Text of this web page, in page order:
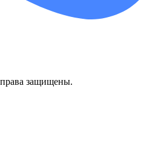
защищены.